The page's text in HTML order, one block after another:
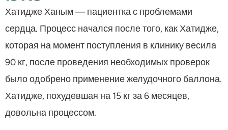
Хатидже Ханым — пациентка с проблемами
сердца. Процесс начался после того, как Хатидже,
которая на момент поступления в клинику весила
90 кг, после проведения необходимых проверок
было одобрено применение желудочного баллона.
Хатидже, похудевшая на 15 кг за 6 месяцев,
довольна процессом.